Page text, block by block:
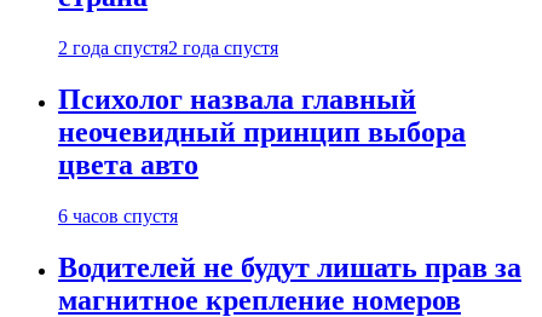
2 года спустя2 года спустя
Психолог назвала главный
неочевидный принцип выбора
цвета авто
6 часов спустя
Водителей не будут лишать прав за
магнитное крепление номеров